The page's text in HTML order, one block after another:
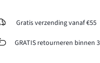
Gratis verzending vanaf €55
GRATIS retourneren binnen